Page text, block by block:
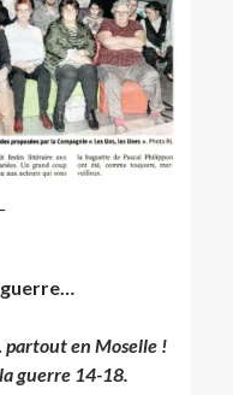
guerre…
partout en Moselle !
guerre 14-18.